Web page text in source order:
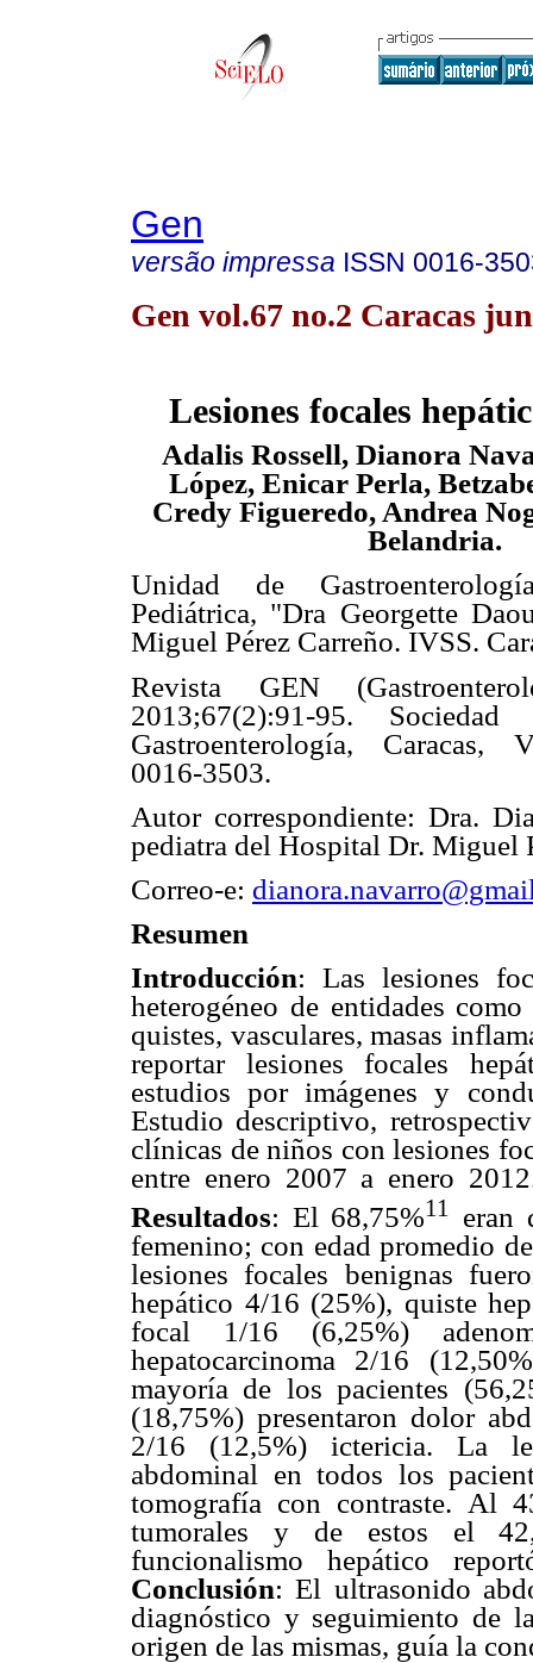
Gen
versão impressa ISSN 0016-
Gen vol.67 no.2 Caracas
Lesiones focales
Adalis Rossell, Dianora
López, Enicar Perla,
Credy Figueredo, Andrea
Belandria.
Unidad de
Pediátrica, "Dra Georgette
Miguel Pérez Carreño. IVSS.
Revista GEN
2013;67(2):91-95. Sociedad
Gastroenterología, Caracas,
0016-3503.
Autor correspondiente: Dra.
pediatra del Hospital Dr. Miguel
Correo-e:
Resumen
Introducción: Las lesiones
heterogéneo de entidades
quistes, vasculares, masas
reportar lesiones focales
estudios por imágenes y
Estudio descriptivo,
clínicas de niños con lesiones
entre enero 2007 a enero
Resultados: El 68,75%11
eran
femenino; con edad promedio
lesiones focales benignas
hepático 4/16 (25%), quiste
focal 1/16 (6,25%)
hepatocarcinoma 2/16
mayoría de los pacientes
(18,75%) presentaron dolor
2/16 (12,5%) ictericia. La
abdominal en todos los
tomografía con contraste. Al
tumorales y de estos el
funcionalismo hepático
Conclusión: El ultrasonido
diagnóstico y seguimiento de
origen de las mismas, guía la